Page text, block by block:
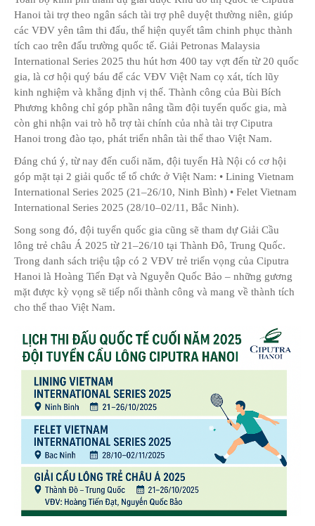
Hanoi tài trợ theo ngân sách tài trợ phê duyệt thường niên, giúp
các VĐV yên tâm thi đấu, thể hiện quyết tâm chinh phục thành
tích cao trên đấu trường quốc tế. Giải Petronas Malaysia
International Series 2025 thu hút hơn 400 tay vợt đến từ 20 quốc
gia, là cơ hội quý báu để các VĐV Việt Nam cọ xát, tích lũy
kinh nghiệm và khẳng định vị thế. Thành công của Bùi Bích
Phương không chỉ góp phần nâng tầm đội tuyển quốc gia, mà
còn ghi nhận vai trò hỗ trợ tài chính của nhà tài trợ Ciputra
Hanoi trong đào tạo, phát triển nhân tài thể thao Việt Nam.
Đáng chú ý, từ nay đến cuối năm, đội tuyển Hà Nội có cơ hội
góp mặt tại 2 giải quốc tế tổ chức ở Việt Nam: • Lining Vietnam
International Series 2025 (21–26/10, Ninh Bình) • Felet Vietnam
International Series 2025 (28/10–02/11, Bắc Ninh).
Song song đó, đội tuyển quốc gia cũng sẽ tham dự Giải Cầu
lông trẻ châu Á 2025 từ 21–26/10 tại Thành Đô, Trung Quốc.
Trong danh sách triệu tập có 2 VĐV trẻ triển vọng của Ciputra
Hanoi là Hoàng Tiến Đạt và Nguyễn Quốc Bảo – những gương
mặt được kỳ vọng sẽ tiếp nối thành công và mang về thành tích
cho thể thao Việt Nam.